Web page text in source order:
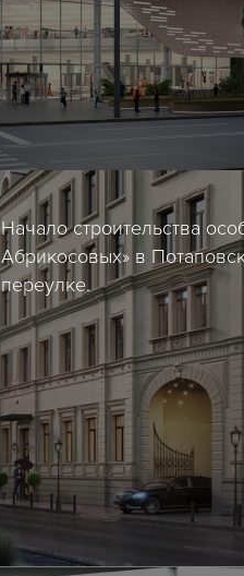
03/09/2020
Начало строительства
Абрикосовых» в
переулке.